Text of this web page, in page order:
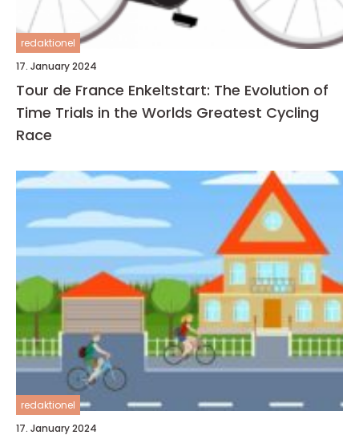
redaktionel
17. January 2024
Tour de France Enkeltstart: The Evolution of
Time Trials in the Worlds Greatest Cycling
Race
redaktionel
17. January 2024